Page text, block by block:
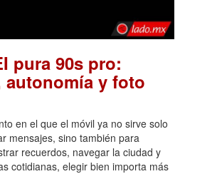
pura 90s pro:
autonomía y foto
en el que el móvil ya no sirve solo
mensajes, sino también para
recuerdos, navegar la ciudad y
cotidianas, elegir bien importa más